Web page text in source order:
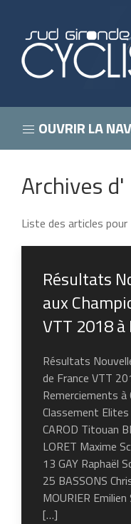
OUVRIR LA
Archives d'
Liste des articles pour
Résultats
aux
VTT 2018
Résultats
de France VTT
Remerciements à
Classement
CAROD Titouan
LORET Maxime
13 GAY Raphaël
25 BASSONS
MOURIER
[…]